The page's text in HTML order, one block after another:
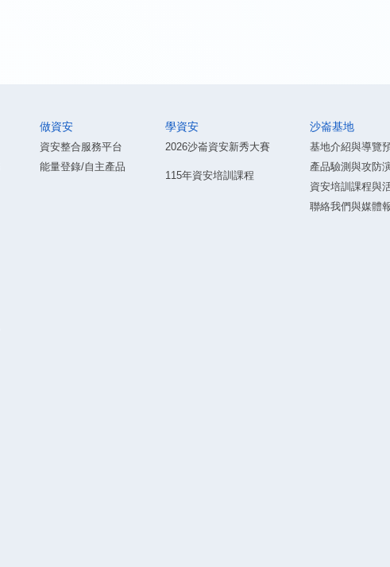
做資安
資安整合服務平台
能量登錄/自主產品
學資安
2026沙崙資安新秀大賽
115年資安培訓課程
沙崙基地
基地介紹與導覽
產品驗測與攻防
資安培訓課程與
聯絡我們與媒體